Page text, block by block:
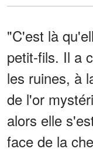
"C'est là
petit-fils. Il a
les ruines, à
de l'or
alors elle
face de la